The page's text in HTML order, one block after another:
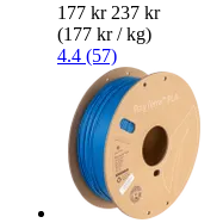
177 kr 237 kr
(177 kr / kg)
4.4 (57)